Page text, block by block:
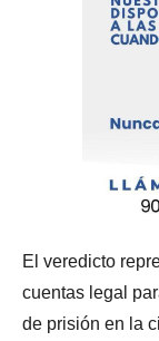
El veredicto
cuentas legal
de prisión en la